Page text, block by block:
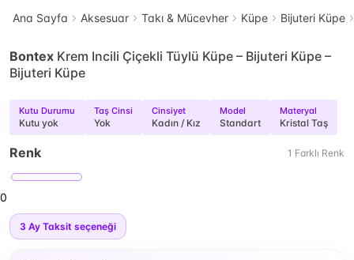
Ana Sayfa Aksesuar Takı & Mücevher Küpe Bijuteri Küpe
Bontex Krem Incili Çiçekli Tüylü Küpe – Bijuteri Küpe –
Bijuteri Küpe
Kutu Durumu
Kutu yok
Taş Cinsi
Yok
Cinsiyet
Kadın / Kız
Model
Standart
Materyal
Kristal Taş
Renk 1 Farklı Renk
0
3 Ay Taksit seçeneği